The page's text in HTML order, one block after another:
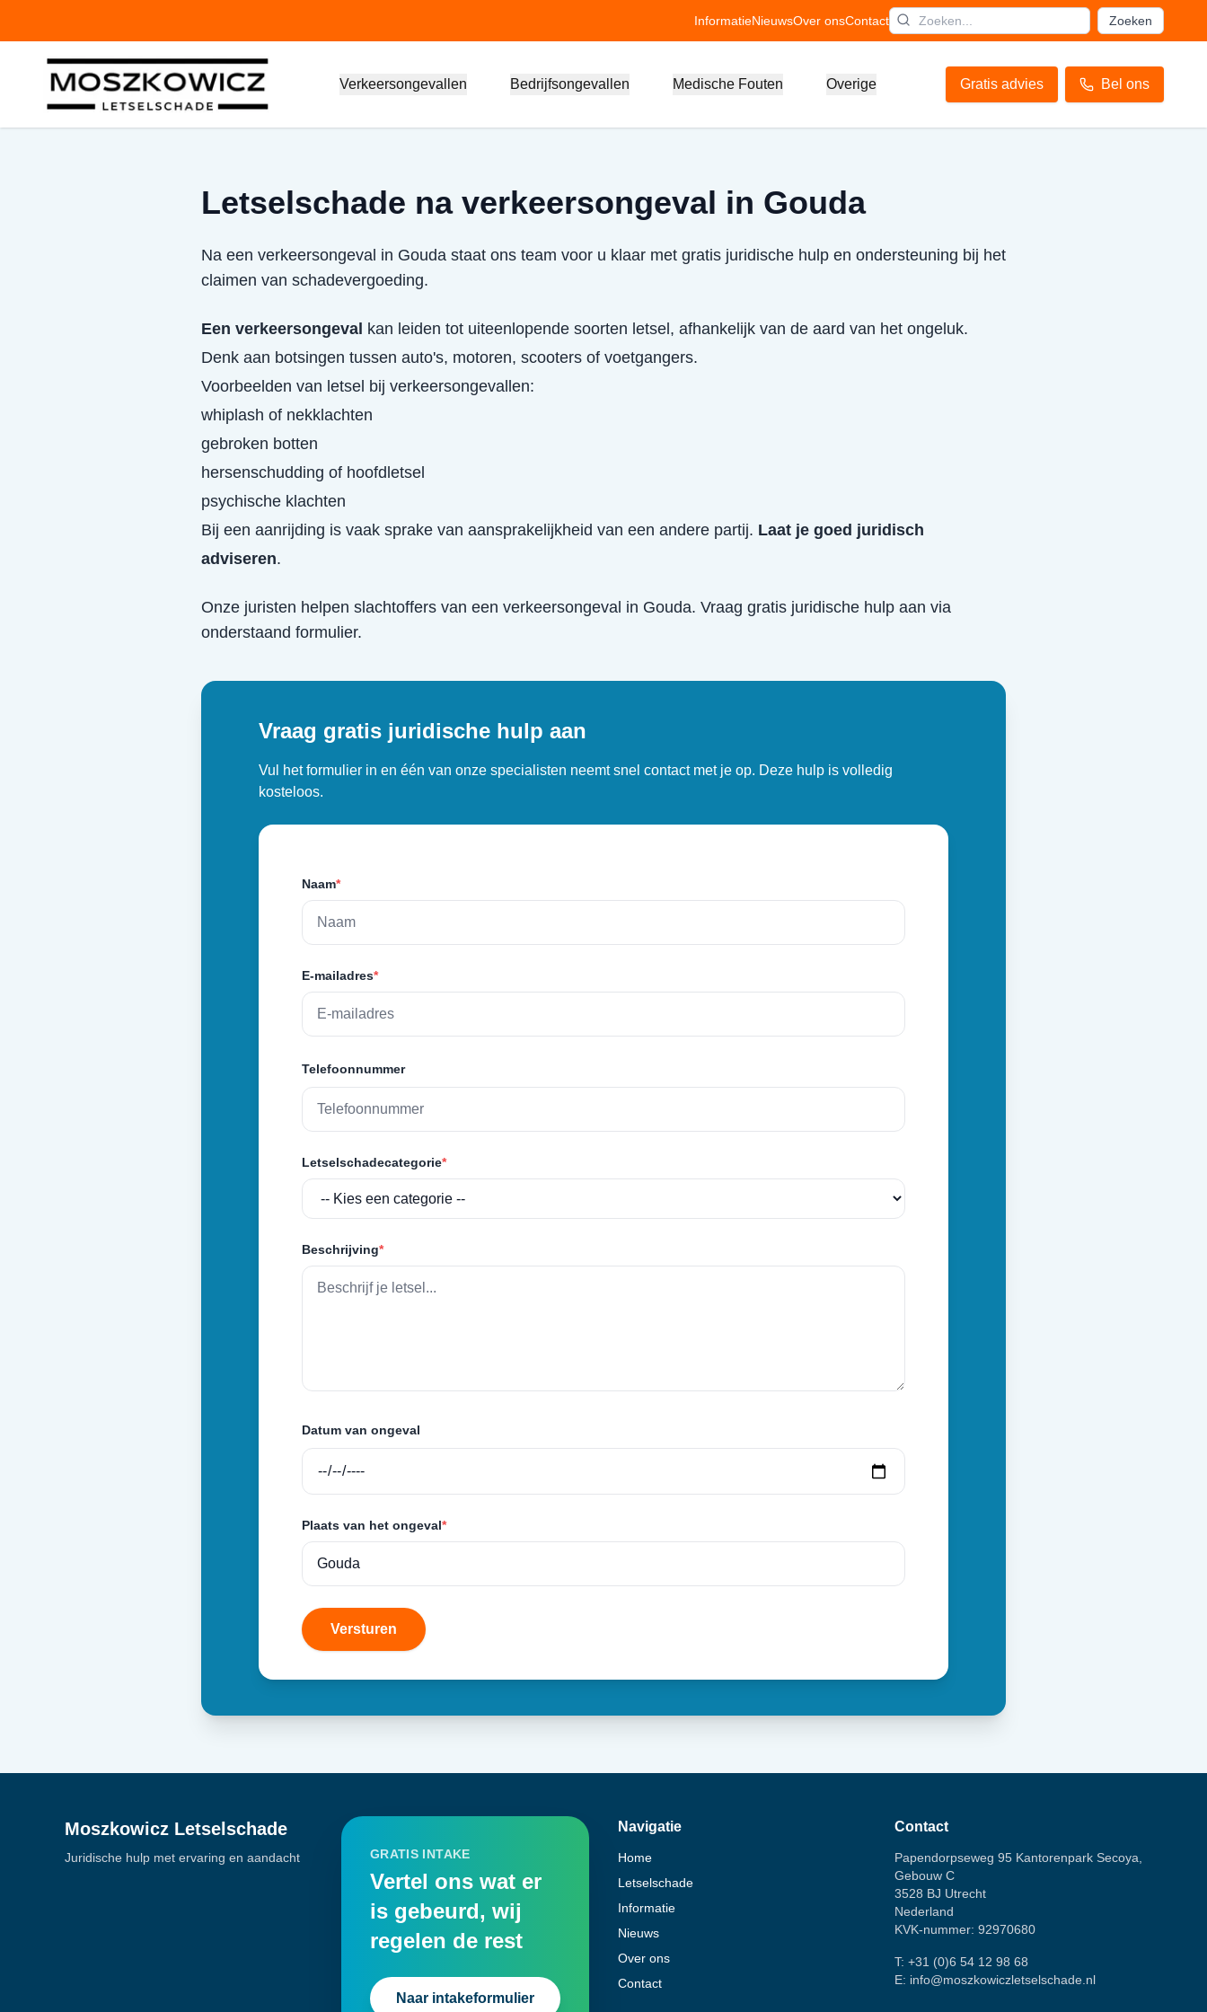
InformatieNieuwsOver onsContact Zoeken
Verkeersongevallen Bedrijfsongevallen Medische Fouten Overige Gratis advies Bel ons
Letselschade na verkeersongeval in Gouda
Na een verkeersongeval in Gouda staat ons team voor u klaar met gratis juridische hulp en ondersteuning bij het
claimen van schadevergoeding.
Een verkeersongeval kan leiden tot uiteenlopende soorten letsel, afhankelijk van de aard van het ongeluk.
Denk aan botsingen tussen auto's, motoren, scooters of voetgangers.
Voorbeelden van letsel bij verkeersongevallen:
whiplash of nekklachten
gebroken botten
hersenschudding of hoofdletsel
psychische klachten
Bij een aanrijding is vaak sprake van aansprakelijkheid van een andere partij. Laat je goed juridisch
adviseren.
Onze juristen helpen slachtoffers van een verkeersongeval in Gouda. Vraag gratis juridische hulp aan via
onderstaand formulier.
Vraag gratis juridische hulp aan
Vul het formulier in en één van onze specialisten neemt snel contact met je op. Deze hulp is volledig
kosteloos.
Naam*
E-mailadres*
Telefoonnummer
Letselschadecategorie*
Beschrijving*
Datum van ongeval
Plaats van het ongeval*
Versturen
Moszkowicz Letselschade
Juridische hulp met ervaring en aandacht GRATIS INTAKE
Vertel ons wat er
is gebeurd, wij
regelen de rest
Naar intakeformulier
Navigatie
Home
Letselschade
Informatie
Nieuws
Over ons
Contact
Contact
Papendorpseweg 95 Kantorenpark Secoya,
Gebouw C
3528 BJ Utrecht
Nederland
KVK-nummer: 92970680
T: +31 (0)6 54 12 98 68
E: info@moszkowiczletselschade.nl